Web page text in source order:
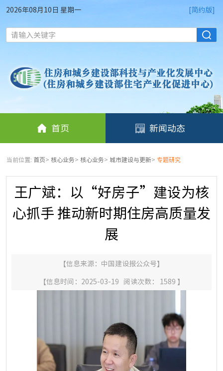
2026年08月10日 星期一 [简约版]
请输入关键字
首页 新闻动态
当前位置: 首页> 核心业务> 核心业务> 城市建设与更新> 专题研究
王广斌：以“好房子”建设为核
心抓手 推动新时期住房高质量发
展
【信息来源： 中国建设报公众号】
【信息时间：2025-03-19 阅读次数： 1589 】